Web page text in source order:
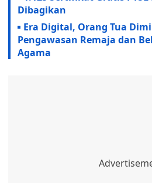
Dibagikan
Era Digital, Orang Tua
Pengawasan Remaja dan
Agama